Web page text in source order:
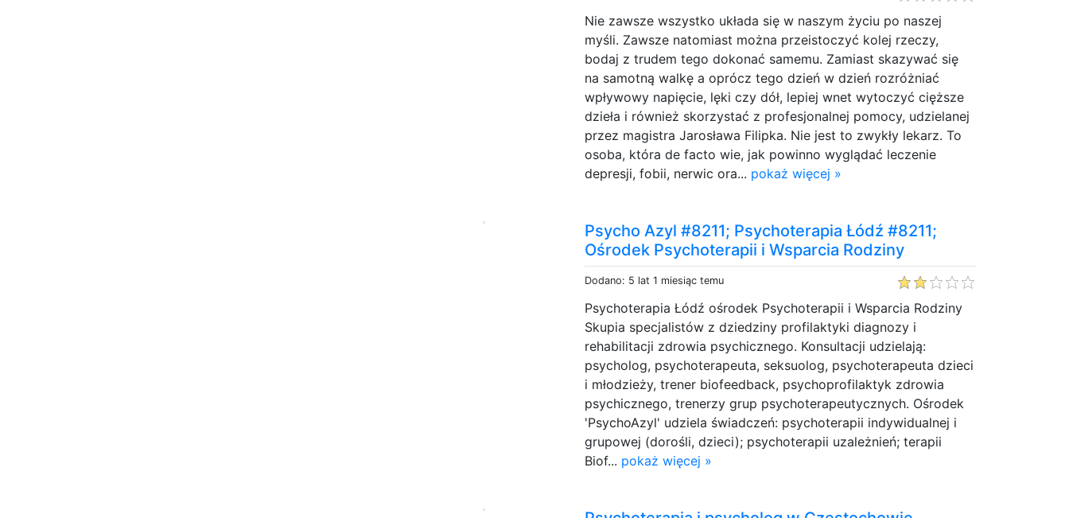
Nie zawsze wszystko układa się w naszym życiu po naszej
myśli. Zawsze natomiast można przeistoczyć kolej rzeczy,
bodaj z trudem tego dokonać samemu. Zamiast skazywać się
na samotną walkę a oprócz tego dzień w dzień rozróżniać
wpływowy napięcie, lęki czy dół, lepiej wnet wytoczyć cięższe
dzieła i również skorzystać z profesjonalnej pomocy, udzielanej
przez magistra Jarosława Filipka. Nie jest to zwykły lekarz. To
osoba, która de facto wie, jak powinno wyglądać leczenie
depresji, fobii, nerwic ora... pokaż więcej »
Psycho Azyl #8211; Psychoterapia Łódź #8211;
Ośrodek Psychoterapii i Wsparcia Rodziny
Dodano: 5 lat 1 miesiąc temu
Psychoterapia Łódź ośrodek Psychoterapii i Wsparcia Rodziny
Skupia specjalistów z dziedziny profilaktyki diagnozy i
rehabilitacji zdrowia psychicznego. Konsultacji udzielają:
psycholog, psychoterapeuta, seksuolog, psychoterapeuta dzieci
i młodzieży, trener biofeedback, psychoprofilaktyk zdrowia
psychicznego, trenerzy grup psychoterapeutycznych. Ośrodek
'PsychoAzyl' udziela świadczeń: psychoterapii indywidualnej i
grupowej (dorośli, dzieci); psychoterapii uzależnień; terapii
Biof... pokaż więcej »